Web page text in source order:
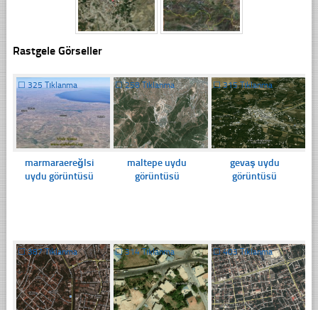
Rastgele Görseller
☐ 325 Tıklanma
marmaraereğlsi
uydu görüntüsü
☐258 Tıklanma
maltepe uydu
görüntüsü
☐315 Tıklanma
gevaş uydu
görüntüsü
☐387 Tıklanma ☐314 Tıklanma ☐403 Tıklanma